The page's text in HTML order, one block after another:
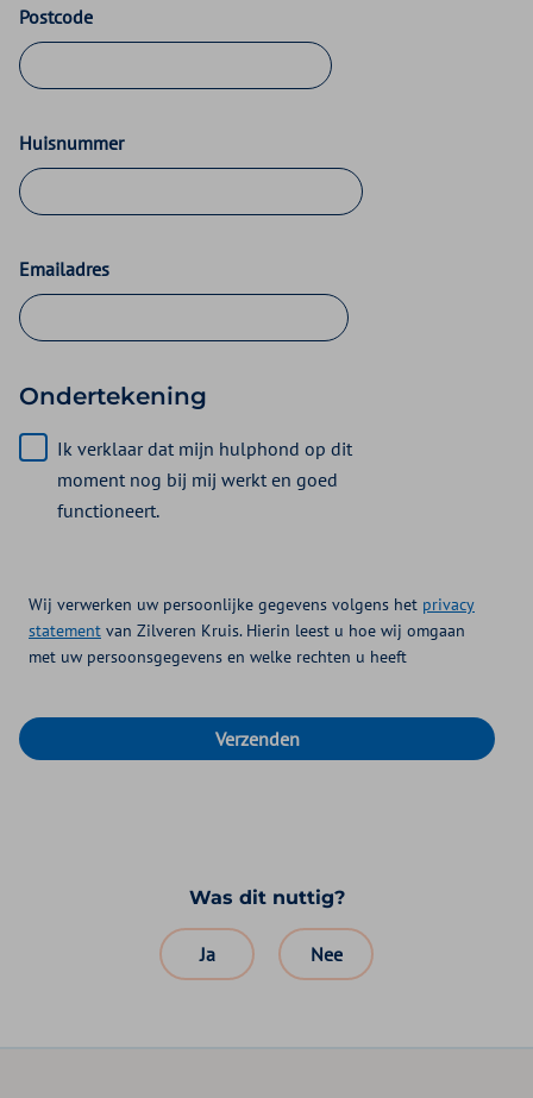
Postcode
Huisnummer
Emailadres
Ondertekening
Ik verklaar dat mijn hulphond op dit
moment nog bij mij werkt en goed
functioneert.
Wij verwerken uw persoonlijke gegevens volgens het privacy
statement van Zilveren Kruis. Hierin leest u hoe wij omgaan
met uw persoonsgegevens en welke rechten u heeft
Verzenden
Was dit nuttig?
Ja Nee